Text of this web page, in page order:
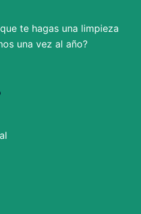
te hagas una limpieza
una vez al año?